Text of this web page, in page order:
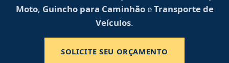
Moto, Guincho para CaminhãoeTransporte de
Veículos.
SOLICITE SEU ORÇAMENTO